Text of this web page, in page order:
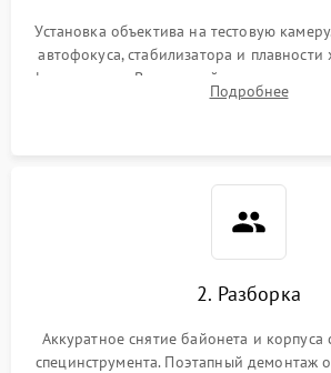
Установка объектива на тестовую
автофокуса, стабилизатора и
фокусировки. Визуальный осмотр линз
грибка, пыли и оценка состояния
Подробнее
2. Разборка
Аккуратное снятие байонета и корпуса
специнструмента. Поэтапный демонтаж